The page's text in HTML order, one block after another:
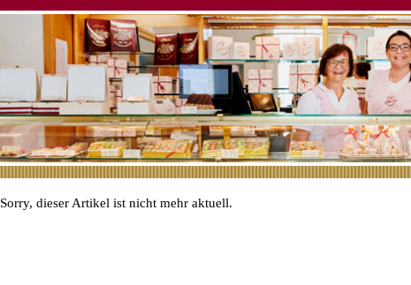
Sorry, dieser Artikel ist nicht mehr aktuell.